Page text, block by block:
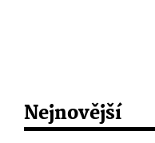
Nejnovější